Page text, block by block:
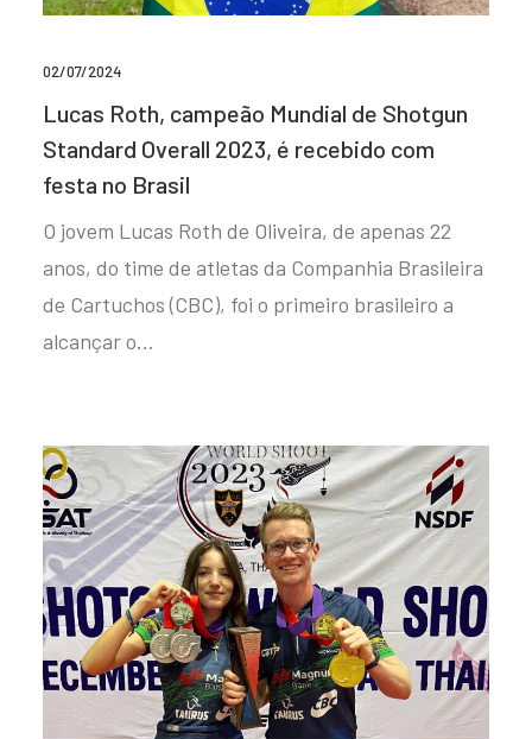
02/07/2024
Lucas Roth, campeão Mundial de Shotgun
Standard Overall 2023, é recebido com
festa no Brasil
O jovem Lucas Roth de Oliveira, de apenas 22
anos, do time de atletas da Companhia Brasileira
de Cartuchos (CBC), foi o primeiro brasileiro a
alcançar o…